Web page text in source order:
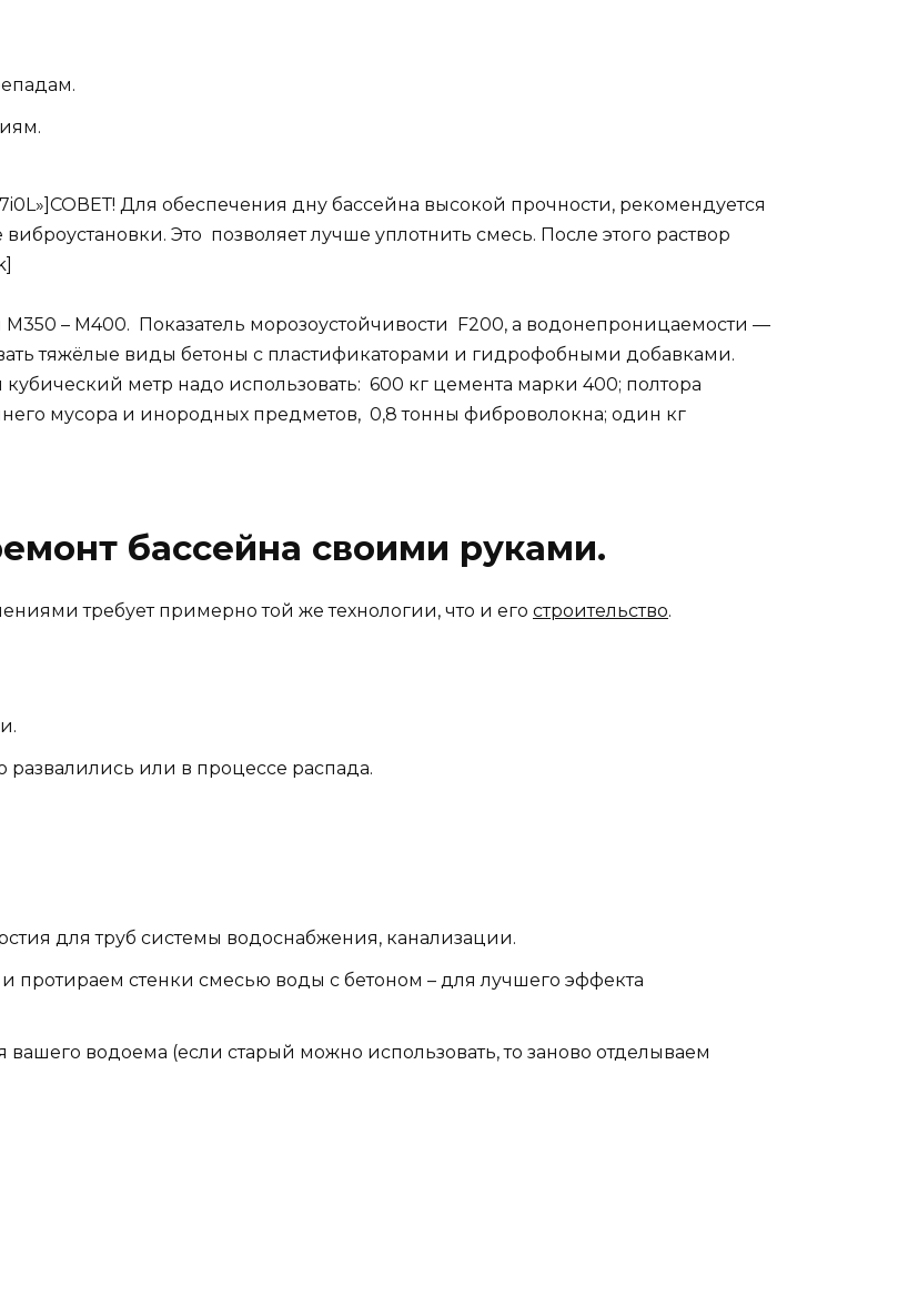
Для обеспечения дну бассейна высокой прочности, рекомендуется
Это позволяет лучше уплотнить смесь. После этого раствор
– М400. Показатель морозоустойчивости F200, а водонепроницаемости —
тяжёлые виды бетоны с пластификаторами и гидрофобными добавками.
метр надо использовать: 600 кг цемента марки 400; полтора
мусора и инородных предметов, 0,8 тонны фиброволокна; один кг
бассейна своими руками.
требует примерно той же технологии, что и его строительство.
развалились или в процессе распада.
для труб системы водоснабжения, канализации.
и протираем стенки смесью воды с бетоном – для лучшего эффекта
водоема (если старый можно использовать, то заново отделываем